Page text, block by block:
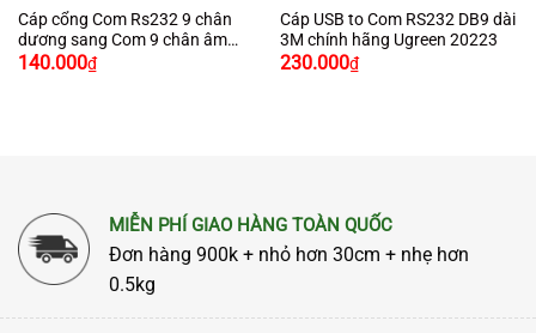
Cáp cổng Com Rs232 9 chân
dương sang Com 9 chân âm
(9M/9F) dài 5M chính hãng
140.000₫
Cáp USB to Com RS232 DB9 dài
3M chính hãng Ugreen 20223
230.000₫
MIỄN PHÍ GIAO HÀNG TOÀN QUỐC
Đơn hàng 900k + nhỏ hơn 30cm + nhẹ hơn
0.5kg